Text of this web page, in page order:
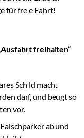
für freie Fahrt!
freihalten“
Schild macht
darf, und beugt so
vor.
ab und